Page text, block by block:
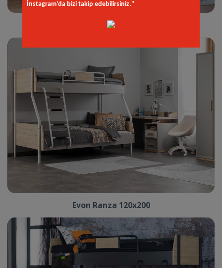
Joker Gri Akıllı Ranza
Evon Ranza 120x200
İnstagram'da bizi takip edebilirsiniz."